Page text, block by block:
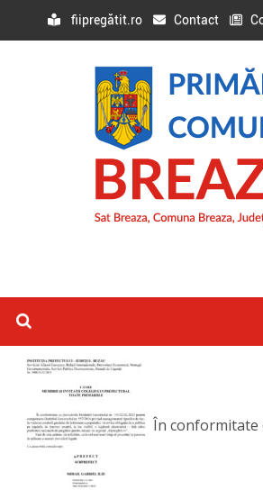
fiipregătit.ro Contact
În conformitate